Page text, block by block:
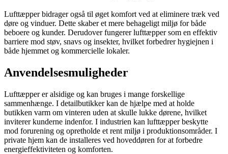
Lufttæpper bidrager også til øget komfort ved at eliminere træk ved
døre og vinduer. Dette skaber et mere behageligt miljø for både
beboere og kunder. Derudover fungerer lufttæpper som en effektiv
barriere mod støv, snavs og insekter, hvilket forbedrer hygiejnen i
både hjemmet og kommercielle lokaler.
Anvendelsesmuligheder
Lufttæpper er alsidige og kan bruges i mange forskellige
sammenhænge. I detailbutikker kan de hjælpe med at holde
butikken varm om vinteren uden at skulle lukke dørene, hvilket
inviterer kunderne indenfor. I industrien kan lufttæpper beskytte
mod forurening og opretholde et rent miljø i produktionsområder. I
private hjem kan de installeres ved hoveddøren for at forbedre
energieffektiviteten og komforten.